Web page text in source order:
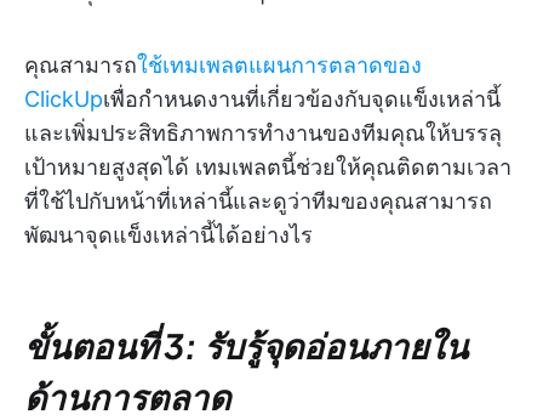
คุณสามารถใช้เทมเพลตแผนการตลาดของ
ClickUpเพื่อกำหนดงานที่เกี่ยวข้องกับจุดแข็งเหล่านี้
และเพิ่มประสิทธิภาพการทำงานของทีมคุณให้บรรลุ
เป้าหมายสูงสุดได้ เทมเพลตนี้ช่วยให้คุณติดตามเวลา
ที่ใช้ไปกับหน้าที่เหล่านี้และดูว่าทีมของคุณสามารถ
พัฒนาจุดแข็งเหล่านี้ได้อย่างไร
ขั้นตอนที่ 3: รับรู้จุดอ่อนภายใน
ด้านการตลาด